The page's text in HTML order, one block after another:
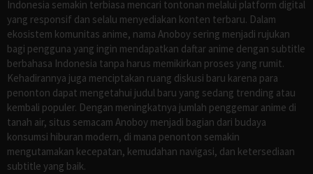
Indonesia semakin terbiasa mencari tontonan melalui platform digital
yang responsif dan selalu menyediakan konten terbaru. Dalam
ekosistem komunitas anime, nama Anoboy sering menjadi rujukan
bagi pengguna yang ingin mendapatkan daftar anime dengan subtitle
berbahasa Indonesia tanpa harus memikirkan proses yang rumit.
Kehadirannya juga menciptakan ruang diskusi baru karena para
penonton dapat mengetahui judul baru yang sedang trending atau
kembali populer. Dengan meningkatnya jumlah penggemar anime di
tanah air, situs semacam Anoboy menjadi bagian dari budaya
konsumsi hiburan modern, di mana penonton semakin
mengutamakan kecepatan, kemudahan navigasi, dan ketersediaan
subtitle yang baik.